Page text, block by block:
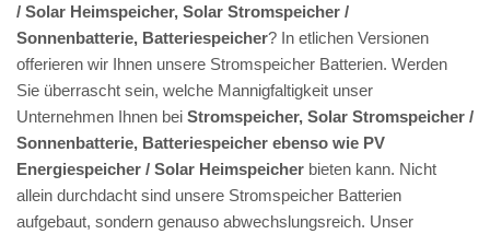
/ Solar Heimspeicher, Solar Stromspeicher /
Sonnenbatterie, Batteriespeicher? In etlichen Versionen
offerieren wir Ihnen unsere Stromspeicher Batterien. Werden
Sie überrascht sein, welche Mannigfaltigkeit unser
Unternehmen Ihnen bei Stromspeicher, Solar Stromspeicher /
Sonnenbatterie, Batteriespeicher ebenso wie PV
Energiespeicher / Solar Heimspeicher bieten kann. Nicht
allein durchdacht sind unsere Stromspeicher Batterien
aufgebaut, sondern genauso abwechslungsreich. Unser